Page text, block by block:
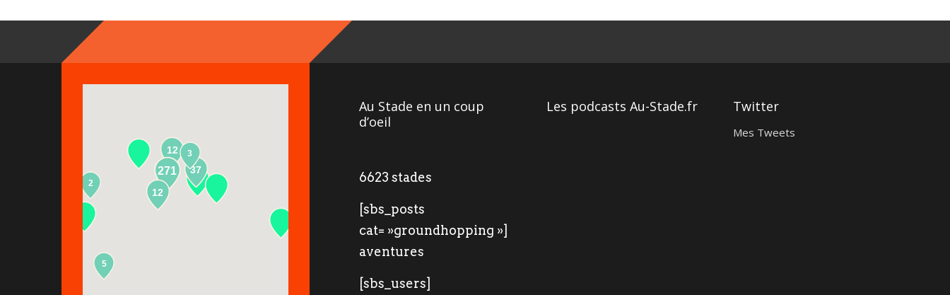
12
271 37
2
5
12
3
Au Stade en un coup
d’oeil
6623 stades
[sbs_posts
cat= »groundhopping »]
aventures
[sbs_users]
Les podcasts Au-Stade.fr Twitter
Mes Tweets